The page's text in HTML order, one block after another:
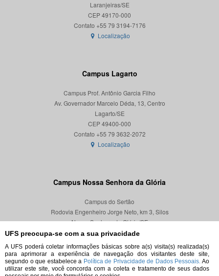
UFS preocupa-se com a sua privacidade
A UFS poderá coletar informações básicas sobre a(s) visita(s) realizada(s)
para aprimorar a experiência de navegação dos visitantes deste site,
segundo o que estabelece a Política de Privacidade de Dados Pessoais. Ao
utilizar este site, você concorda com a coleta e tratamento de seus dados
Laranjeiras/SE
CEP 49170-000
Localização
Campus Lagarto
Campus Prof. Antônio Garcia Filho
Av. Governador Marcelo Déda, 13, Centro
Lagarto/SE
CEP 49400-000
Localização
Campus Nossa Senhora da Glória
Campus do Sertão
Rodovia Engenheiro Jorge Neto, km 3, Silos
Nossa Senhora da Glória/SE
CEP 49680-000
Localização